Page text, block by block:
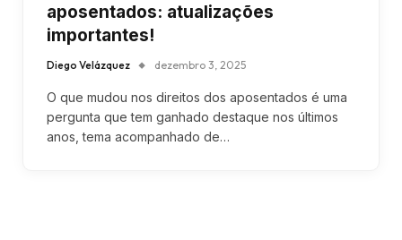
aposentados: atualizações
importantes!
Diego Velázquez dezembro 3, 2025
O que mudou nos direitos dos aposentados é uma
pergunta que tem ganhado destaque nos últimos
anos, tema acompanhado de…